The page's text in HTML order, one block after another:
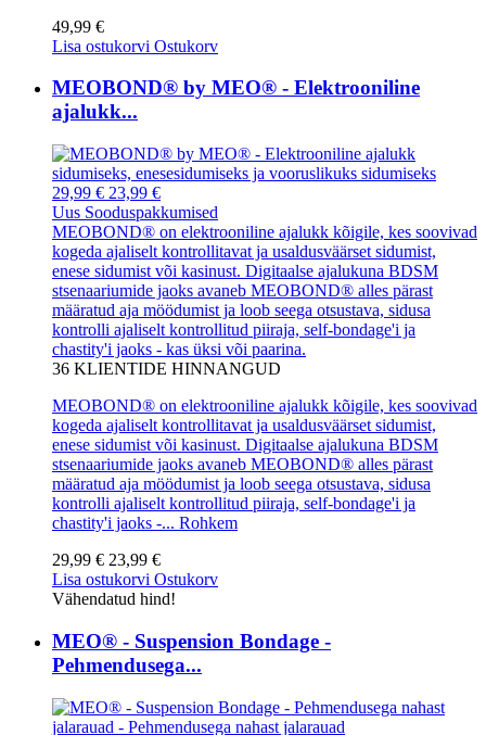
49,99 €
Lisa ostukorvi Ostukorv
MEOBOND® by MEO® - Elektrooniline
ajalukk...
29,99 € 23,99 €
Uus Sooduspakkumised
MEOBOND® on elektrooniline ajalukk kõigile, kes soovivad
kogeda ajaliselt kontrollitavat ja usaldusväärset sidumist,
enese sidumist või kasinust. Digitaalse ajalukuna BDSM
stsenaariumide jaoks avaneb MEOBOND® alles pärast
määratud aja möödumist ja loob seega otsustava, sidusa
kontrolli ajaliselt kontrollitud piiraja, self-bondage'i ja
chastity'i jaoks - kas üksi või paarina.
36 KLIENTIDE HINNANGUD
MEOBOND® on elektrooniline ajalukk kõigile, kes soovivad
kogeda ajaliselt kontrollitavat ja usaldusväärset sidumist,
enese sidumist või kasinust. Digitaalse ajalukuna BDSM
stsenaariumide jaoks avaneb MEOBOND® alles pärast
määratud aja möödumist ja loob seega otsustava, sidusa
kontrolli ajaliselt kontrollitud piiraja, self-bondage'i ja
chastity'i jaoks -... Rohkem
29,99 € 23,99 €
Lisa ostukorvi Ostukorv
Vähendatud hind!
MEO® - Suspension Bondage -
Pehmendusega...